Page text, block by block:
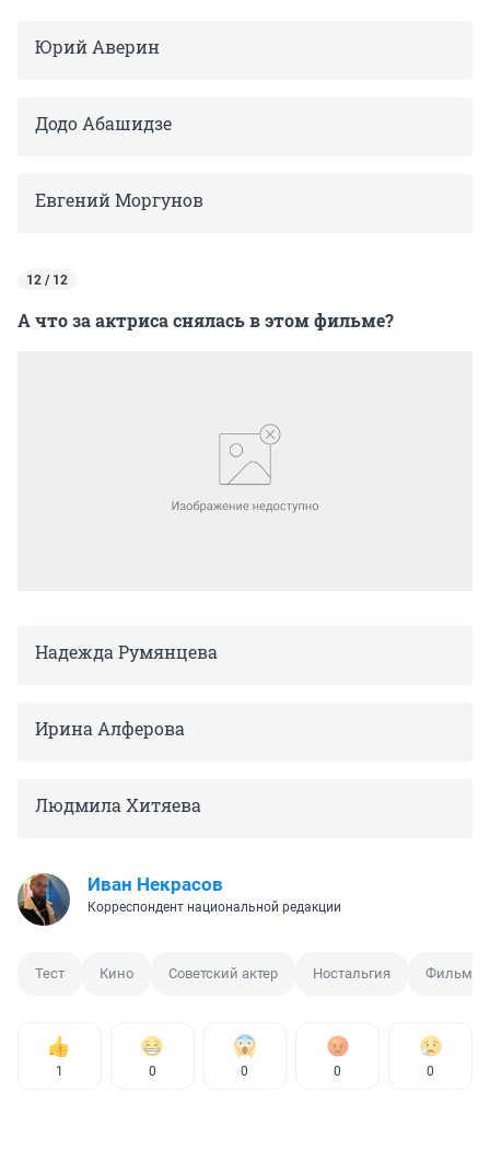
Юрий Аверин
Додо Абашидзе
Евгений Моргунов
12 / 12
А что за актриса снялась в этом фильме?
Надежда Румянцева
Ирина Алферова
Людмила Хитяева
Иван Некрасов
Корреспондент национальной редакции
Тест Кино Советский актер Ностальгия Фильм
1 0 0 0 0